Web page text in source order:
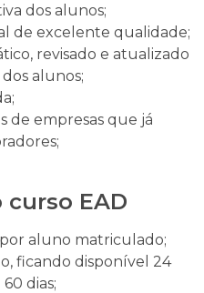
dos alunos;
de excelente qualidade;
revisado e atualizado
dos alunos;
de empresas que já
curso EAD
aluno matriculado;
ficando disponível 24
dias;